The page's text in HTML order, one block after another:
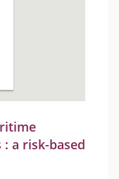
a risk-based